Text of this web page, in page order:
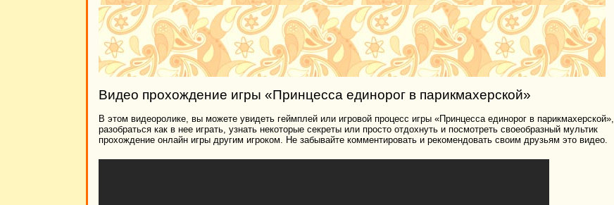
Видео прохождение игры «Принцесса единорог в парикмахерской»
В этом видеоролике, вы можете увидеть геймплей или игровой процесс игры «Принцесса единорог в парикмахерской»,
разобраться как в нее играть, узнать некоторые секреты или просто отдохнуть и посмотреть своеобразный мультик
прохождение онлайн игры другим игроком. Не забывайте комментировать и рекомендовать своим друзьям это видео.